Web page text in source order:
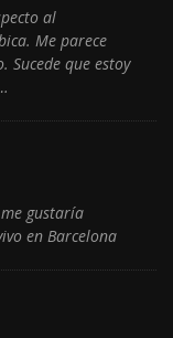
al
Me parece
Sucede que estoy
gustaría
en Barcelona